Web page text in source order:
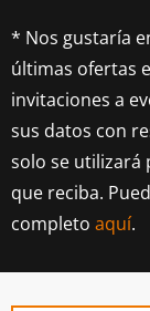
* Nos gustaría
últimas ofertas
invitaciones a
sus datos con
solo se utilizará
que reciba.
completo aquí.